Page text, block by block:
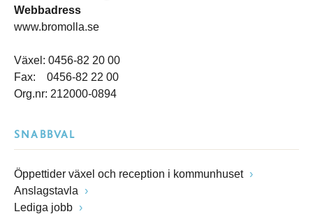
Webbadress
www.bromolla.se
Växel: 0456-82 20 00
Fax: 0456-82 22 00
Org.nr: 212000-0894
SNABBVAL
Öppettider växel och reception i kommunhuset
Anslagstavla
Lediga jobb